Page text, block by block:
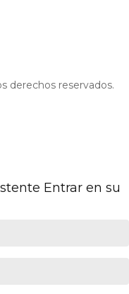
derechos reservados.
Entrar en su